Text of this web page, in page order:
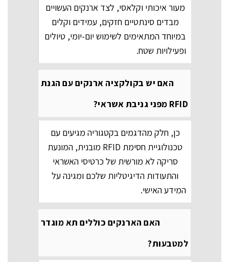
מעור איכותי וקלאסי, לצד ארנקים העשויים
מבדים סינתטיים חזקים, עמידים וקלים
במיוחד המתאימים לשימוש יום-יומי, טיולים
ופעילויות שטח.
האם יש בקולקציה ארנקים עם הגנת
RFID מפני גניבת אשראי?
כן, חלק מהדגמים בקטגוריה מגיעים עם
טכנולוגיית חסימת RFID מובנית, המונעת
סריקה לא מורשית של כרטיסי האשראי
והתעודות הדיגיטליות שלכם ומגינה על
המידע האישי.
האם הארנקים כוללים תא מוגדר
למטבעות?